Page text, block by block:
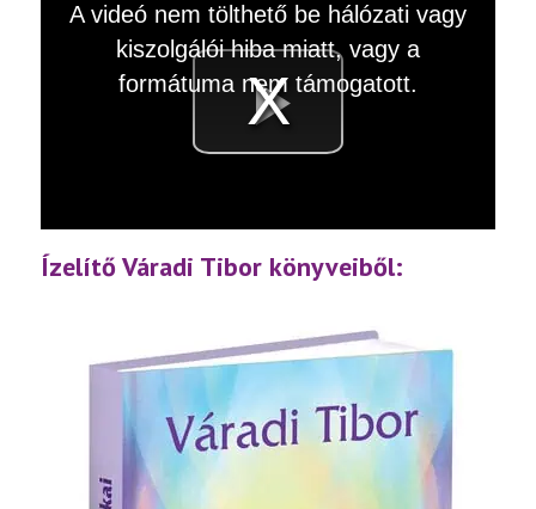
Videó
A videó nem tölthető be hálózati vagy
kiszolgálói hiba miatt, vagy a
formátuma nem támogatott.
Ízelítő Váradi Tibor könyveiből: